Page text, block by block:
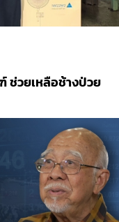
ช่วยเหลือช้างป่วย